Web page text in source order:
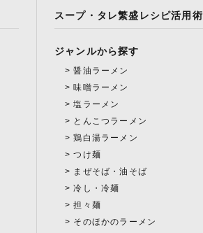
スープ・タレ繁盛レシピ活用術
ジャンルから探す
醤油ラーメン
味噌ラーメン
塩ラーメン
とんこつラーメン
鶏白湯ラーメン
つけ麺
まぜそば・油そば
冷し・冷麺
担々麺
そのほかのラーメン